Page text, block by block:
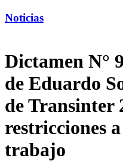
Noticias
Dictamen N°
de Eduardo
de Transinter
restricciones
trabajo